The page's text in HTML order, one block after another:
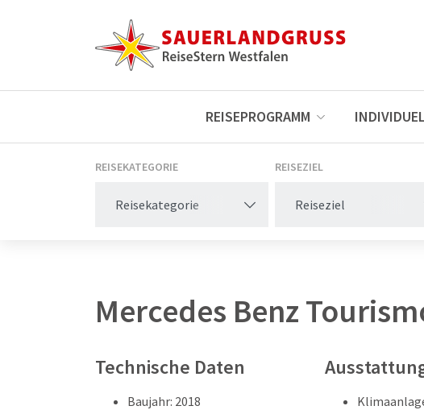
REISEPROGRAMM
REISEKATEGORIE
Reisekategorie
REISEZIEL
Reiseziel
Mercedes Benz
Technische Daten
Baujahr: 2018